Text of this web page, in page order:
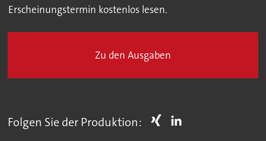
Erscheinungstermin kostenlos lesen.
Zu den Ausgaben
Folgen Sie der Produktion: